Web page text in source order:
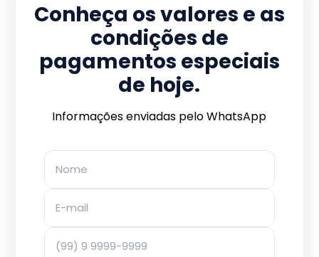
Conheça os valores e as
condições de
pagamentos especiais
de hoje.
Informações enviadas pelo WhatsApp